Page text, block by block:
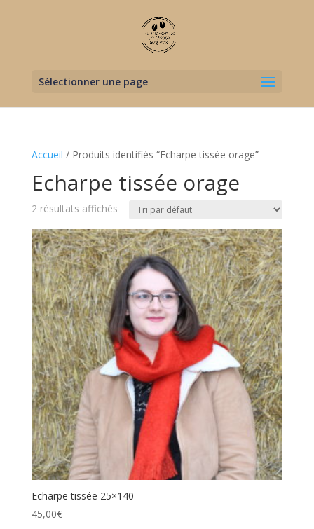
Sélectionner une page
Accueil / Produits identifiés “Echarpe tissée orage”
Echarpe tissée orage
2 résultats affichés
Echarpe tissée 25×140
45,00€